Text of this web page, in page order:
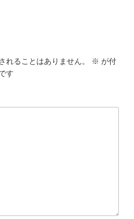
れることはありません。 ※ が付
す